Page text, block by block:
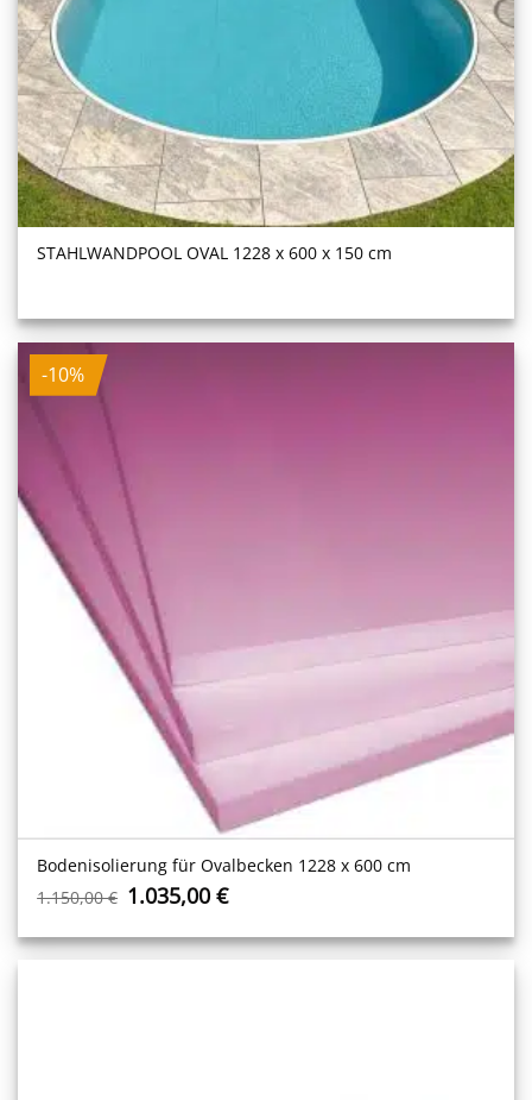
STAHL­WAND­POOL OVAL 1228 x 600 x 150 cm
-10%
Bodenisolierung für Ovalbecken 1228 x 600 cm
1.150,00€ Ursprünglicher
war:
1.150,00 €
1.035,00€Aktueller
ist:
1.035,00 €.